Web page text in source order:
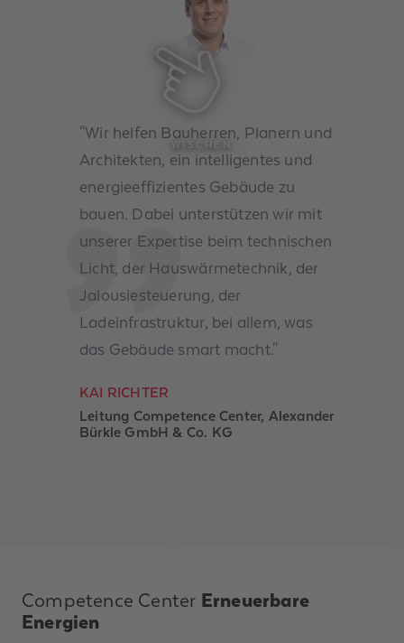
"Wir helfen Bauherren, Planern und
Architekten, ein intelligentes und
energieeffizientes Gebäude zu
bauen. Dabei unterstützen wir mit
unserer Expertise beim technischen
Licht, der Hauswärmetechnik, der
Jalousiesteuerung, der
Ladeinfrastruktur, bei allem, was
das Gebäude smart macht."
KAI RICHTER
Leitung Competence Center, Alexander
Bürkle GmbH & Co. KG
WISCHEN
Competence Center Erneuerbare
Energien